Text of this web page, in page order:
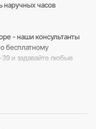
наручных часов
- наши консультанты
бесплатному
и задавайте любые